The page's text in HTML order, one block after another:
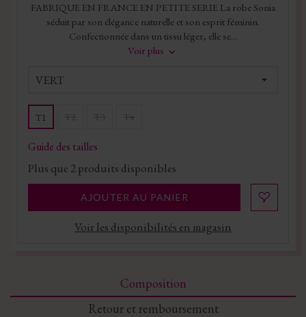
FABRIQUE EN FRANCE EN PETITE SERIE La robe Sonia
séduit par son élégance naturelle et son esprit féminin.
Confectionnée dans un tissu léger, elle se...
Voir plus
VERT
T1
Guide des tailles
Plus que 2produits disponibles
AJOUTER AU PANIER
Voir les disponibilités en magasin
Composition
Retour et remboursement